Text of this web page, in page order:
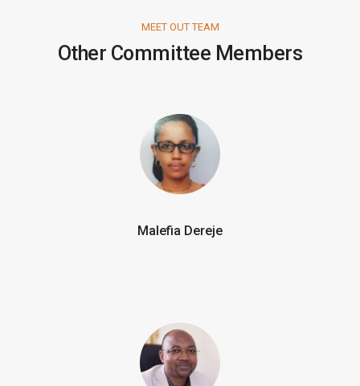
MEET OUT TEAM
Other Committee Members
Malefia Dereje